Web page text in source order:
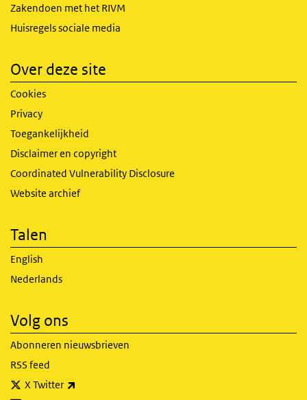
Zakendoen met het RIVM
Huisregels sociale media
Over deze site
Cookies
Privacy
Toegankelijkheid
Disclaimer en copyright
Coordinated Vulnerability Disclosure
Website archief
Talen
English
Nederlands
Volg ons
Abonneren nieuwsbrieven
RSS feed
X Twitter